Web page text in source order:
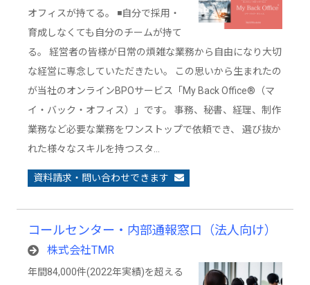
オフィスが持てる。 ◾️自分で採用・
育成しなくても自分のチームが持て
る。 経営者の皆様が日常の煩雑な業務から自由になり大切
な経営に専念していただきたい。 この思いから生まれたの
が当社のオンラインBPOサービス「My Back Office®︎（マ
イ・バック・オフィス）」です。 事務、秘書、経理、制作
業務など必要な業務をワンストップで依頼でき、 選び抜か
れた様々なスキルを持つスタ…
資料請求・問い合わせできます
コールセンター・内部通報窓口（法人向け）
株式会社TMR
年間84,000件(2022年実績)を超える